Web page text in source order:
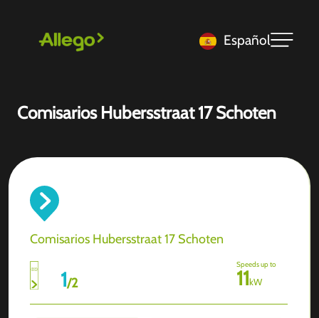
Español
Comisarios Hubersstraat 17 Schoten
Comisarios Hubersstraat 17 Schoten
1/2
Speeds up to
11kW